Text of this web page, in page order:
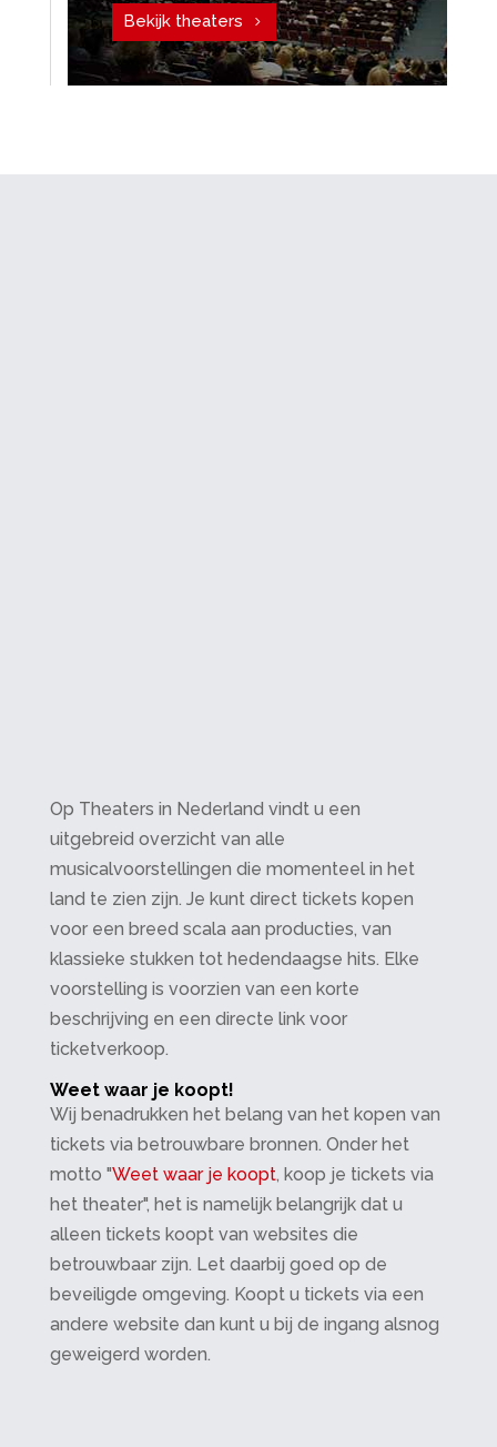
Bekijk theaters
Op Theaters in Nederland vindt u een
uitgebreid overzicht van alle
musicalvoorstellingen die momenteel in het
land te zien zijn. Je kunt direct tickets kopen
voor een breed scala aan producties, van
klassieke stukken tot hedendaagse hits. Elke
voorstelling is voorzien van een korte
beschrijving en een directe link voor
ticketverkoop.
Weet waar je koopt!
Wij benadrukken het belang van het kopen van
tickets via betrouwbare bronnen. Onder het
motto "Weet waar je koopt, koop je tickets via
het theater", het is namelijk belangrijk dat u
alleen tickets koopt van websites die
betrouwbaar zijn. Let daarbij goed op de
beveiligde omgeving. Koopt u tickets via een
andere website dan kunt u bij de ingang alsnog
geweigerd worden.